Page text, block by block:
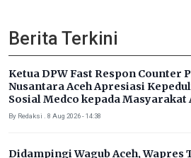
Berita Terkini
Ketua DPW Fast Respon Counter
Nusantara Aceh Apresiasi
Sosial Medco kepada Masyarakat
Timur
By Redaksi . 8 Aug 2026 - 14:38
Didampingi Wagub Aceh, Wapres